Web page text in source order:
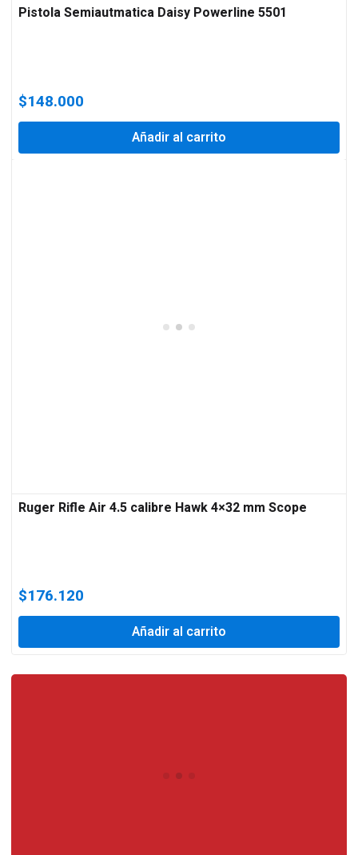
Pistola Semiautmatica Daisy Powerline 5501
$148.000
Añadir al carrito
Ruger Rifle Air 4.5 calibre Hawk 4×32 mm Scope
$176.120
Añadir al carrito